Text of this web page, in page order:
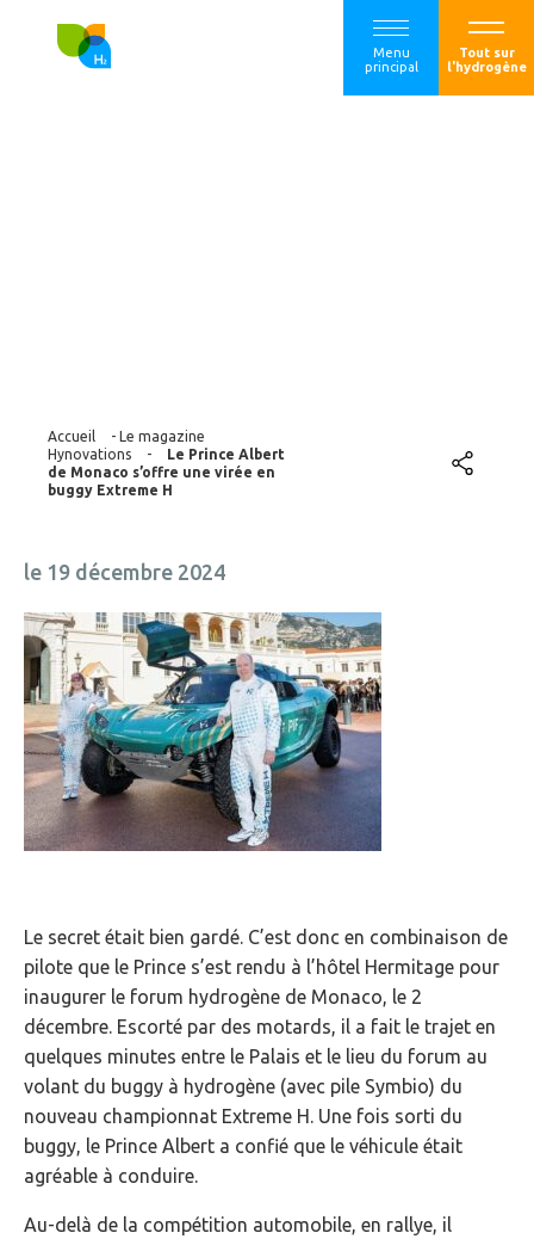
Menu
principal
Tout sur
l'hydrogène
Accueil - Le magazine
Hynovations
-
Le Prince Albert
de Monaco s’offre une virée en
buggy Extreme H
le 19 décembre 2024
Le secret était bien gardé. C’est donc en combinaison de
pilote que le Prince s’est rendu à l’hôtel Hermitage pour
inaugurer le forum hydrogène de Monaco, le 2
décembre. Escorté par des motards, il a fait le trajet en
quelques minutes entre le Palais et le lieu du forum au
volant du buggy à hydrogène (avec pile Symbio) du
nouveau championnat Extreme H. Une fois sorti du
buggy, le Prince Albert a confié que le véhicule était
agréable à conduire.
Au-delà de la compétition automobile, en rallye, il